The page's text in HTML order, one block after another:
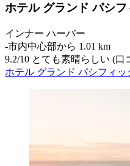
ホテル グランド パシフ
インナー ハーバー
‐市内中心部から 1.01 km
9.2/10 とても素晴らしい (口
ホテル グランド パシフィッ